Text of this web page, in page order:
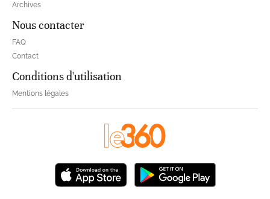
Archives
Nous contacter
FAQ
Contact
Conditions d'utilisation
Mentions légales